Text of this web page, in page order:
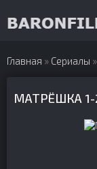
Главная » Сериалы
МАТРЁШКА